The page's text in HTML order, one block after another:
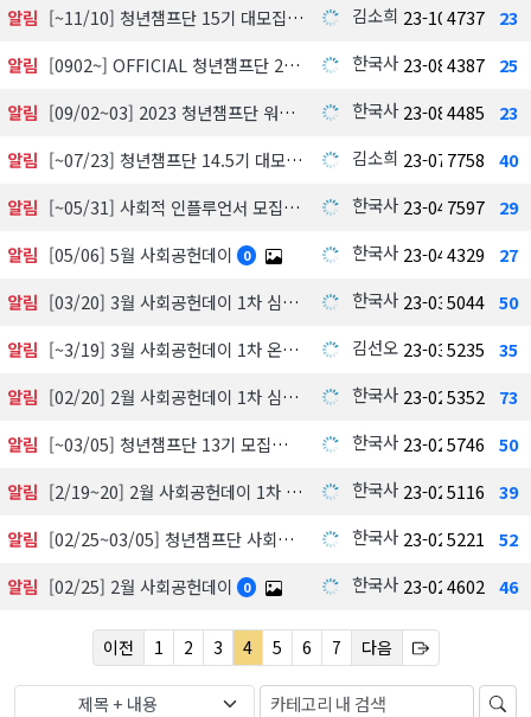
알림
[~11/10] 청년챔프단 15기 대모집 김소희 23-10-26
4737
23
알림
[0902~] OFFICIAL 청년챔프단 2023년 하반기 팀&멘토 구성 한국사회공헌협회
23-08-31
4387
25
알림
[09/02~03] 2023 청년챔프단 워크샵 한국사회공헌협회
23-08-16
4485
23
알림
[~07/23] 청년챔프단 14.5기 대모집 김소희 23-07-10
7758
40
알림
[~05/31] 사회적 인플루언서 모집 한국사회공헌협회
23-04-28
7597
29
알림 [05/06] 5월 사회공헌데이 0 한국사회공헌협회
23-04-27
4329
27
알림
[03/20] 3월 사회공헌데이 1차 심사결과 공개(Top3 선정) 한국사회공헌협회
23-03-20
5044 50
알림
[~3/19] 3월 사회공헌데이 1차 온라인 평가 김선오 23-03-17
5235
35
알림
[02/20] 2월 사회공헌데이 1차 심사결과 공개(Top3 선정) 한국사회공헌협회
23-02-20
5352
73
알림
[~03/05] 청년챔프단 13기 모집 한국사회공헌협회
23-02-19
5746
50
알림
[2/19~20] 2월 사회공헌데이 1차 온라인 평가 한국사회공헌협회
23-02-16
5116
39
알림
[02/25~03/05] 청년챔프단 사회공헌어빌리티 한국사회공헌협회
23-02-13
5221
52
알림 [02/25] 2월 사회공헌데이 0 한국사회공헌협회
23-02-13
4602 46
이전 1 2 3 4 5 6 7 다음
제목 + 내용